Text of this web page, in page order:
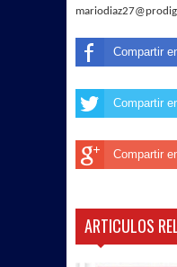
Compartir
Compartir
Compartir
ARTICULOS